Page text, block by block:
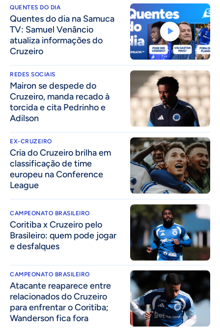
QUENTES DO DIA
Quentes do dia na Samuca
TV: Samuel Venâncio
atualiza informações do
Cruzeiro
REDES SOCIAIS
Mairon se despede do
Cruzeiro, manda recado à
torcida e cita Pedrinho e
Adilson
EX-CRUZEIRO
Cria do Cruzeiro brilha em
classificação de time
europeu na Conference
League
CAMPEONATO BRASILEIRO
Coritiba x Cruzeiro pelo
Brasileiro: quem pode jogar
e desfalques
CAMPEONATO BRASILEIRO
Atacante reaparece entre
relacionados do Cruzeiro
para enfrentar o Coritiba;
Wanderson fica fora